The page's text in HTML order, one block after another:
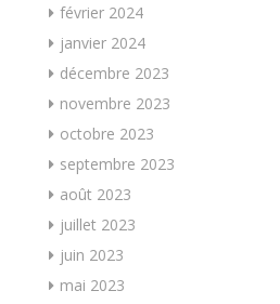
février 2024
janvier 2024
décembre 2023
novembre 2023
octobre 2023
septembre 2023
août 2023
juillet 2023
juin 2023
mai 2023